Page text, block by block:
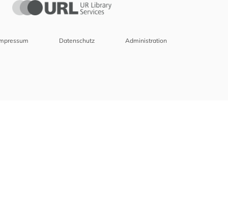
Datenschutz Administration